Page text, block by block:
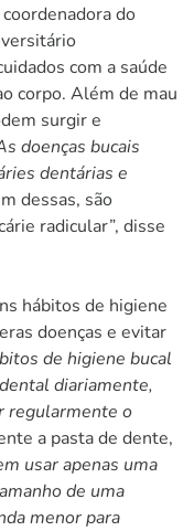
do
com a saúde
corpo. Além de mau
surgir e
doenças bucais
dentárias e
dessas, são
radicular”, disse
hábitos de higiene
doenças e evitar
de higiene bucal
diariamente,
regularmente o
a pasta de dente,
usar apenas uma
de uma
menor para